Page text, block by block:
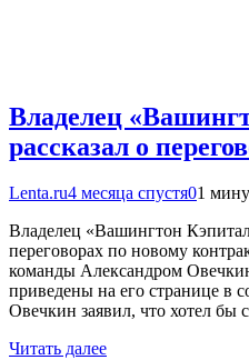
Владелец
рассказал о
Lenta.ru4 месяца спустя01
Владелец «Вашингтон
переговорах по новому
команды Александром
приведены на его странице в
Овечкин заявил, что хотел бы
Читать далее